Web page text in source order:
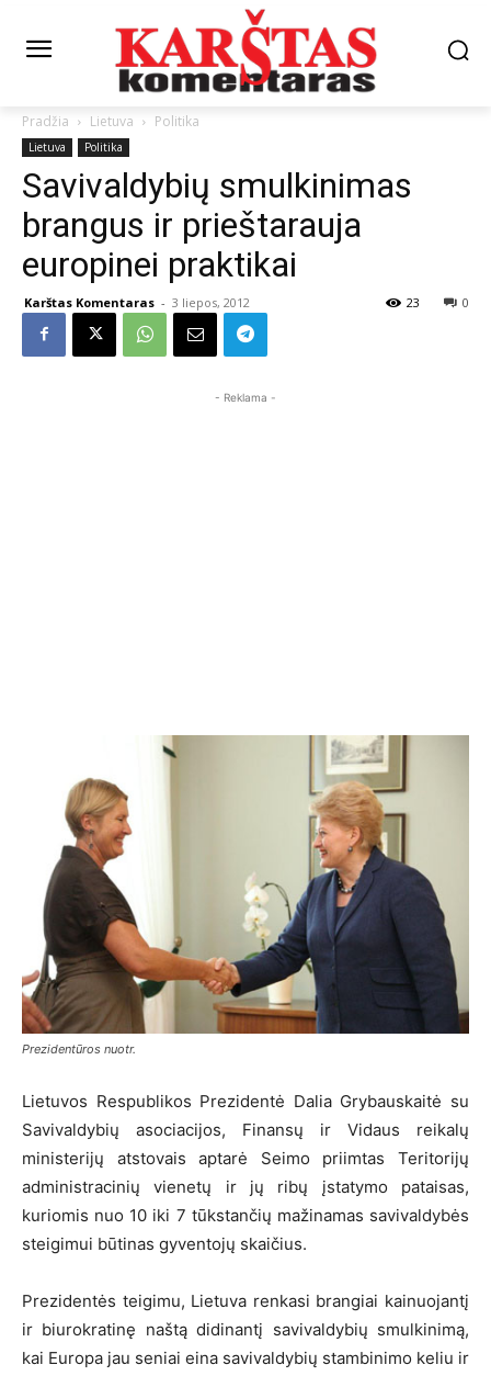
Pradžia Lietuva Politika
Lietuva Politika
Savivaldybių smulkinimas
brangus ir prieštarauja
europinei praktikai
Karštas Komentaras - 3 liepos, 2012 0
23
- Reklama -
Prezidentūros nuotr.
Lietuvos Respublikos Prezidentė Dalia Grybauskaitė su
Savivaldybių asociacijos, Finansų ir Vidaus reikalų
ministerijų atstovais aptarė Seimo priimtas Teritorijų
administracinių vienetų ir jų ribų įstatymo pataisas,
kuriomis nuo 10 iki 7 tūkstančių mažinamas savivaldybės
steigimui būtinas gyventojų skaičius.
Prezidentės teigimu, Lietuva renkasi brangiai kainuojantį
ir biurokratinę naštą didinantį savivaldybių smulkinimą,
kai Europa jau seniai eina savivaldybių stambinimo keliu ir